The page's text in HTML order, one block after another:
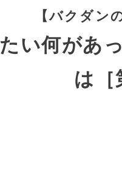
【バクダン
い何があ
は［